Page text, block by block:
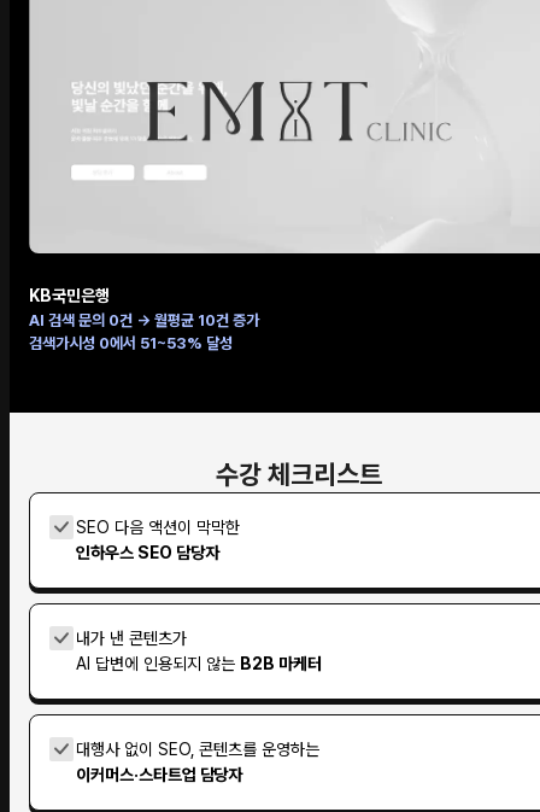
KB국민은행
AI 검색 문의 0건 → 월평균 10건 증가
검색가시성 0에서 51~53% 달성
수강 체크리스트
SEO 다음 액션이 막막한
인하우스 SEO 담당자
내가 낸 콘텐츠가
AI 답변에 인용되지 않는 B2B 마케터
대행사 없이 SEO, 콘텐츠를 운영하는
이커머스·스타트업 담당자